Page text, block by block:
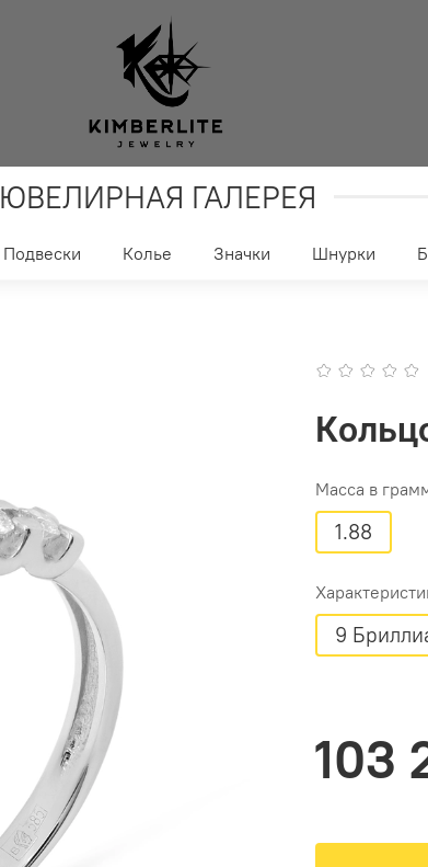
ЮВЕЛИРНАЯ ГАЛЕРЕЯ
Подвески Колье Значки Шнурки
Масса в
1.88
9
103